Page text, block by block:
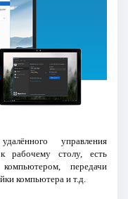
управления
рабочему столу, есть
передачи
компьютера и т.д.